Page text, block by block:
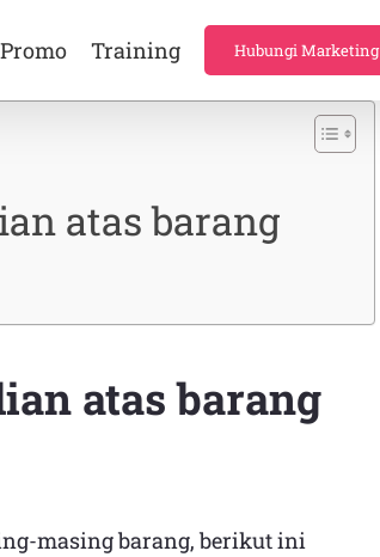
Promo Training Hubungi Marketing
atas barang
atas barang
masing barang, berikut ini